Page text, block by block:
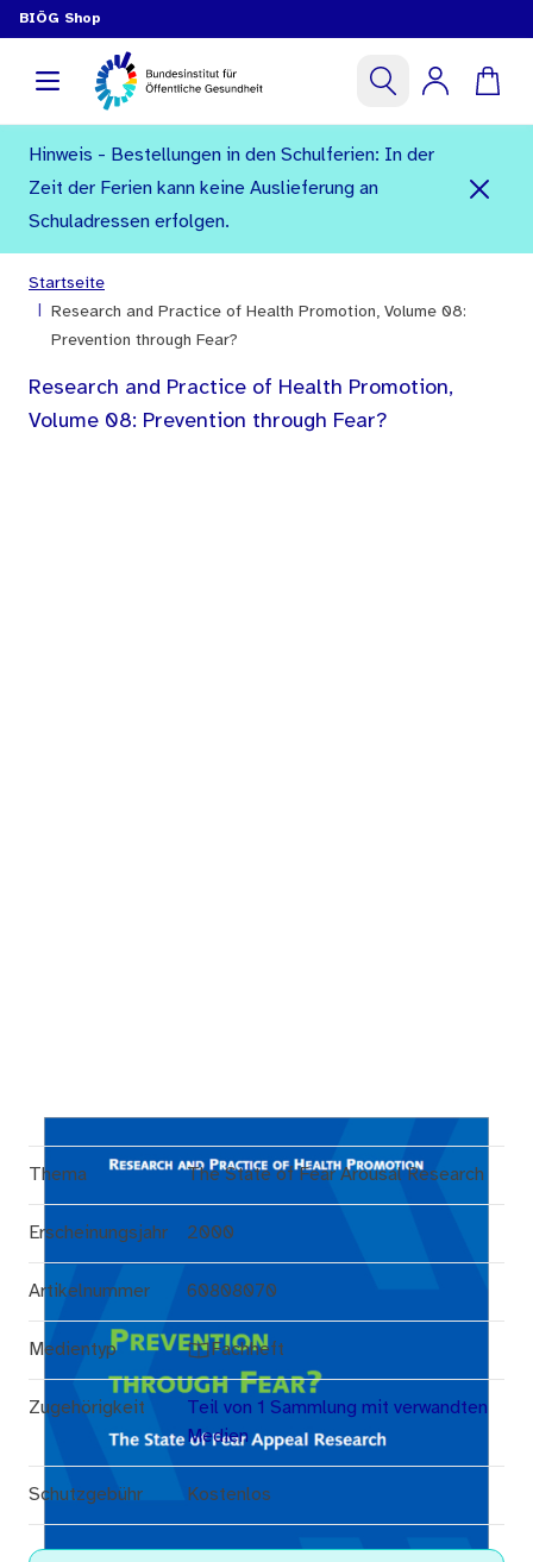
BIÖG Shop
Hinweis - Bestellungen in den Schulferien: In der
Zeit der Ferien kann keine Auslieferung an
Schuladressen erfolgen.
Startseite
Research and Practice of Health Promotion, Volume 08:
Prevention through Fear?
Research and Practice of Health Promotion,
Volume 08: Prevention through Fear?
Thema The State of Fear Arousal Research
Erscheinungsjahr 2000
Artikelnummer 60808070
Medientyp Fachheft
Zugehörigkeit
Teil von 1 Sammlung mit verwandten
Medien
Schutzgebühr Kostenlos